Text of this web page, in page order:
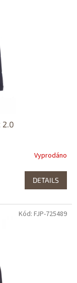
2.0
Vyprodáno
DETAILS
Kód: FJP-725489